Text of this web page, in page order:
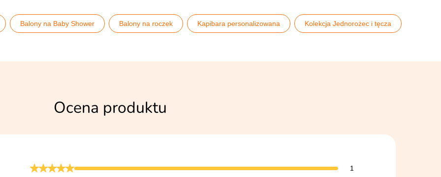
Balony na Baby Shower Balony na roczek Kapibara personalizowana Kolekcja Jednorożec i tęcza
Ocena produktu
1